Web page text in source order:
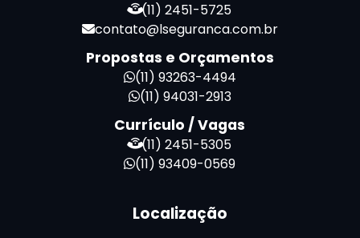
(11) 2451-5725
contato@lseguranca.com.br
Propostas e Orçamentos
(11) 93263-4494
(11) 94031-2913
Currículo / Vagas
(11) 2451-5305
(11) 93409-0569
Localização